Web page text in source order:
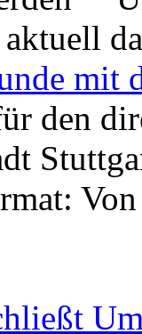
mit
den